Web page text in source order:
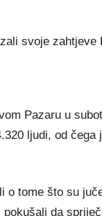
svoje zahtjeve
Pazaru u
ljudi, od čega
o tome što su
da